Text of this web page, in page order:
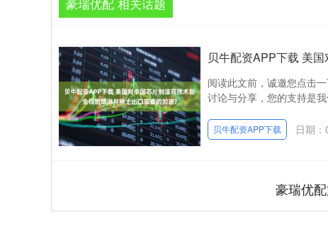
贝牛配资APP下载 美
阅读此文前，诚邀您点击
讨论与分享，您的支持是
贝牛配资APP下载 日期
豪瑞优